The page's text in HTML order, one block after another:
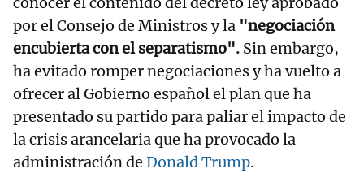
por el Consejo de Ministros y la "negociación
encubierta con el separatismo". Sin embargo,
ha evitado romper negociaciones y ha vuelto a
ofrecer al Gobierno español el plan que ha
presentado su partido para paliar el impacto de
la crisis arancelaria que ha provocado la
administración de Donald Trump.